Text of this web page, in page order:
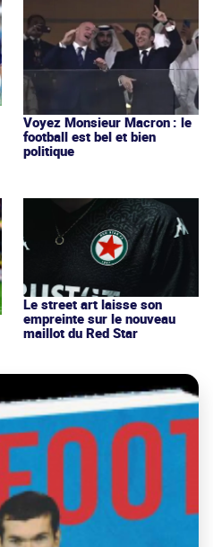
Voyez Monsieur Macron : le
football est bel et bien
politique
Le street art laisse son
empreinte sur le nouveau
maillot du Red Star